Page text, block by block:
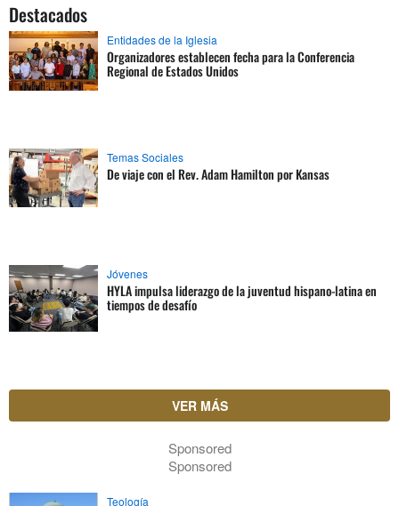
Destacados
Entidades de la Iglesia
Organizadores establecen fecha para la Conferencia
Regional de Estados Unidos
Temas Sociales
De viaje con el Rev. Adam Hamilton por Kansas
Jóvenes
HYLA impulsa liderazgo de la juventud hispano-latina en
tiempos de desafío
VER MÁS
Sponsored
Sponsored
Teología